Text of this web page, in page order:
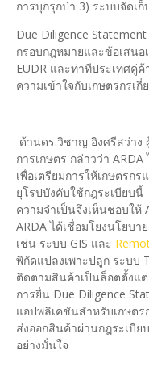
การบุกรุกป่า 3) ระบบจัดเ
Due Diligence
กรอบกฎหมายและข้อเสนอ
EUDR และท่าทีประเทศคู่
ความเข้าใจกับเกษตรกรเกี่
ด้านดร.วิชาญ อิงศรีสว่า
การเกษตร กล่าวว่า ARDA
เพื่อเตรียมการให้เกษตรก
ยุโรปบังคับใช้กฎระเบียบ
ความจำเป็นจึงเห็นชอบให้
ARDA ได้เชื่อมโยงนโยบ
เช่น ระบบ GIS และ
พิกัดแปลงเพาะปลูก ระบบ
ติดตามสินค้าเป็นล็อตตั้งแ
การยื่น Due Diligence
แอปพลิเคชันสำหรับเกษตร
ส่งออกสินค้าผ่านกฎระเบีย
อย่างมั่นใจ